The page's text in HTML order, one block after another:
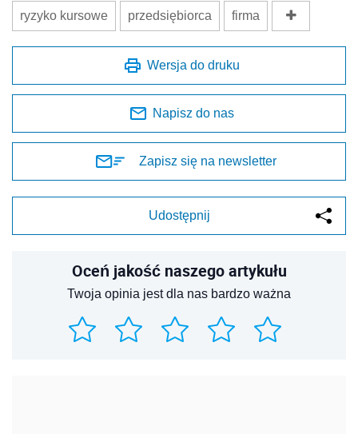
ryzyko kursowe przedsiębiorca firma
Wersja do druku
Napisz do nas
Zapisz się na newsletter
Udostępnij
Oceń jakość naszego artykułu
Twoja opinia jest dla nas bardzo ważna